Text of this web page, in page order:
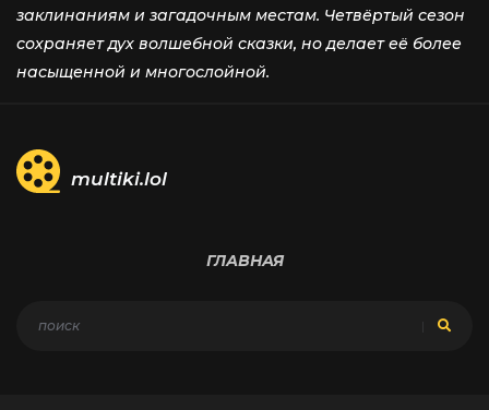
заклинаниям и загадочным местам. Четвёртый сезон
сохраняет дух волшебной сказки, но делает её более
насыщенной и многослойной.
multiki.lol
ГЛАВНАЯ